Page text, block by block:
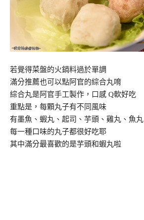
若覺得菜盤的火鍋料過於單調
滿分推薦也可以點阿官的綜合丸唷
綜合丸是阿官手工製作，口感 Q軟好吃
重點是，每顆丸子有不同風味
有墨魚、蝦丸、起司、芋頭、雞丸、魚丸
每一種口味的丸子都很好吃耶
其中滿分最喜歡的是芋頭和蝦丸啦